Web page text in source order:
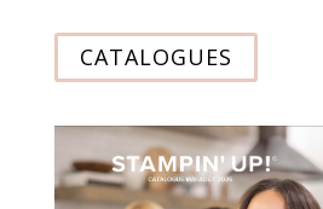
CATALOGUES